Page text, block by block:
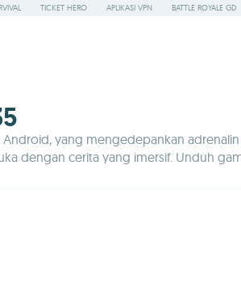
TICKET HERO APLIKASI VPN BATTLE ROYALE GD
yang mengedepankan
dengan cerita yang imersif. Unduh